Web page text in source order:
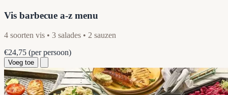
Vis barbecue a-z menu
4 soorten vis • 3 salades • 2 sauzen
€24,75 (per persoon)
Voeg toe